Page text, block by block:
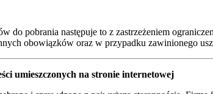
pobrania następuje to z zastrzeżeniem
obowiązków oraz w przypadku zawinionego
umieszczonych na stronie internetowej